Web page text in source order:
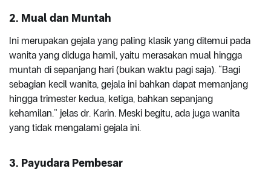
2. Mual dan Muntah
Ini merupakan gejala yang paling klasik yang ditemui pada
wanita yang diduga hamil, yaitu merasakan mual hingga
muntah di sepanjang hari (bukan waktu pagi saja). “Bagi
sebagian kecil wanita, gejala ini bahkan dapat memanjang
hingga trimester kedua, ketiga, bahkan sepanjang
kehamilan.” jelas dr. Karin. Meski begitu, ada juga wanita
yang tidak mengalami gejala ini.
3. Payudara Pembesar